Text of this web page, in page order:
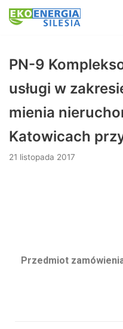
treści
PN-9
usługi w
mienia
Katowicach
21 listopada 2017
Przedmiot